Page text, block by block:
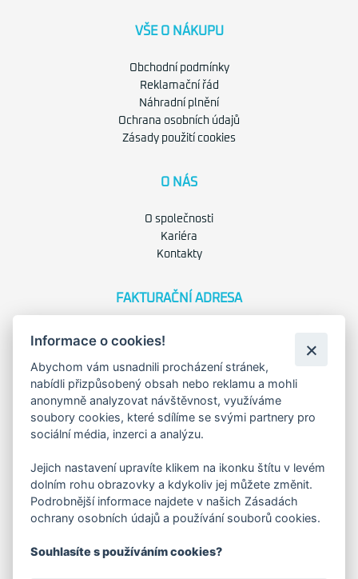
VŠE O NÁKUPU
Obchodní podmínky
Reklamační řád
Náhradní plnění
Ochrana osobních údajů
Zásady použití cookies
O NÁS
O společnosti
Kariéra
Kontakty
FAKTURAČNÍ ADRESA
Družstevní 1394/12
Praha 4 - Nusle, 140 00
DIČ: CZ28404009
KORESP. ADRESA A SKLAD
Lutopecny 159 (areál bývalého ZD)
Kroměříž, 767 01
+420 725 017 295
Informace o cookies!
Abychom vám usnadnili procházení stránek,
nabídli přizpůsobený obsah nebo reklamu a mohli
anonymně analyzovat návštěvnost, využíváme
soubory cookies, které sdílíme se svými partnery pro
sociální média, inzerci a analýzu.
Jejich nastavení upravíte klikem na ikonku štítu v levém
dolním rohu obrazovky a kdykoliv jej můžete změnit.
Podrobnější informace najdete v našich Zásadách
ochrany osobních údajů a používání souborů cookies.
Souhlasíte s používáním cookies?